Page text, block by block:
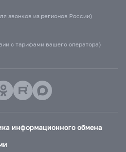
звонков из регионов России)
с тарифами вашего оператора)
информационного обмена